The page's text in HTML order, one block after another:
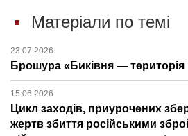
Матеріали по темі
23.07.2026
Брошура «Биківня — територія
15.06.2026
Цикл заходів, приурочених
жертв збиття російськими